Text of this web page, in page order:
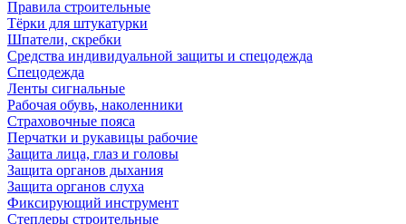
Правила строительные
Тёрки для штукатурки
Шпатели, скребки
Средства индивидуальной защиты и спецодежда
Спецодежда
Ленты сигнальные
Рабочая обувь, наколенники
Страховочные пояса
Перчатки и рукавицы рабочие
Защита лица, глаз и головы
Защита органов дыхания
Защита органов слуха
Фиксирующий инструмент
Степлеры строительные